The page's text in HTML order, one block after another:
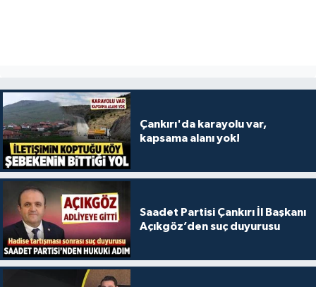
Çankırı'da karayolu var,
kapsama alanı yok!
Saadet Partisi Çankırı İl Başkanı
Açıkgöz’den suç duyurusu